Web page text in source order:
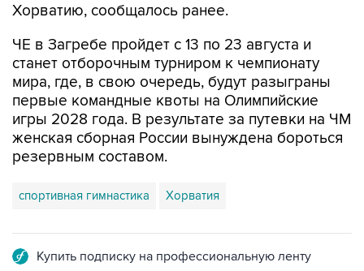
ЧЕ в Загребе пройдет с 13 по 23 августа и
мира, где, в свою очередь, будут разыграны
первые командные квоты на Олимпийские
игры 2028 года. В результате за путевки на ЧМ
женская сборная России вынуждена бороться
резервным составом.
спортивная гимнастика Хорватия
Подписаться на рассылку главных новостей сайта